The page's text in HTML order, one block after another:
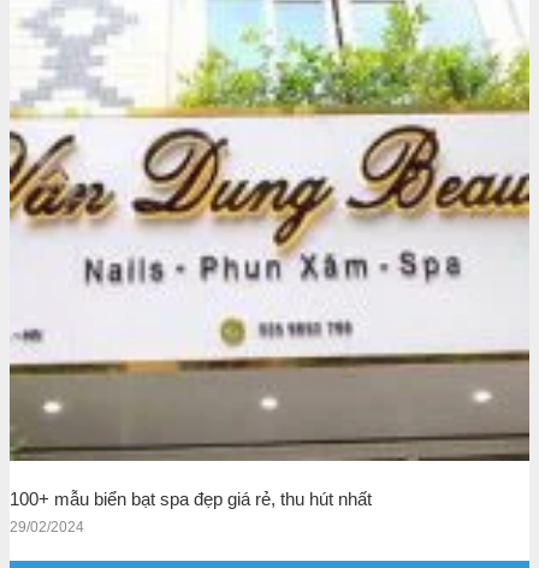
100+ mẫu biển bạt spa đẹp giá rẻ, thu hút nhất
29/02/2024